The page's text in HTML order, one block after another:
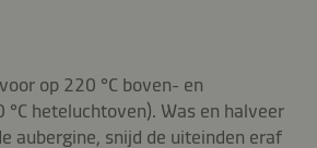
op 220 °C boven- en
heteluchtoven). Was en halveer
aubergine, snijd de uiteinden eraf